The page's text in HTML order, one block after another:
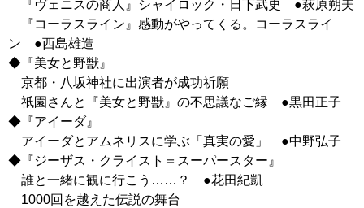
『ヴェニスの商人』シャイロック・日下武史 ●萩原朔美
『コーラスライン』感動がやってくる。コーラスライ
ン ●西島雄造
◆『美女と野獣』
京都・八坂神社に出演者が成功祈願
祇園さんと『美女と野獣』の不思議なご縁 ●黒田正子
◆『アイーダ』
アイーダとアムネリスに学ぶ「真実の愛」 ●中野弘子
◆『ジーザス・クライスト＝スーパースター』
誰と一緒に観に行こう……？ ●花田紀凱
1000回を越えた伝説の舞台